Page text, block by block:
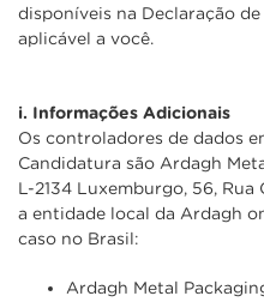
disponíveis na Declaração
aplicável a você.
i. Informações Adicionais
Os controladores de dados
Candidatura são Ardagh
L-2134 Luxemburgo, 56,
a entidade local da Ardagh
caso no Brasil:
Ardagh Metal